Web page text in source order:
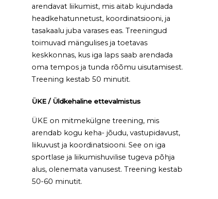
arendavat liikumist, mis aitab kujundada
headkehatunnetust, koordinatsiooni, ja
tasakaalu juba varases eas. Treeningud
toimuvad mängulises ja toetavas
keskkonnas, kus iga laps saab arendada
oma tempos ja tunda rõõmu uisutamisest.
Treening kestab 50 minutit.
ÜKE / Üldkehaline ettevalmistus
ÜKE on mitmekülgne treening, mis
arendab kogu keha- jõudu, vastupidavust,
liikuvust ja koordinatsiooni. See on iga
sportlase ja liikumishuvilise tugeva põhja
alus, olenemata vanusest. Treening kestab
50-60 minutit.